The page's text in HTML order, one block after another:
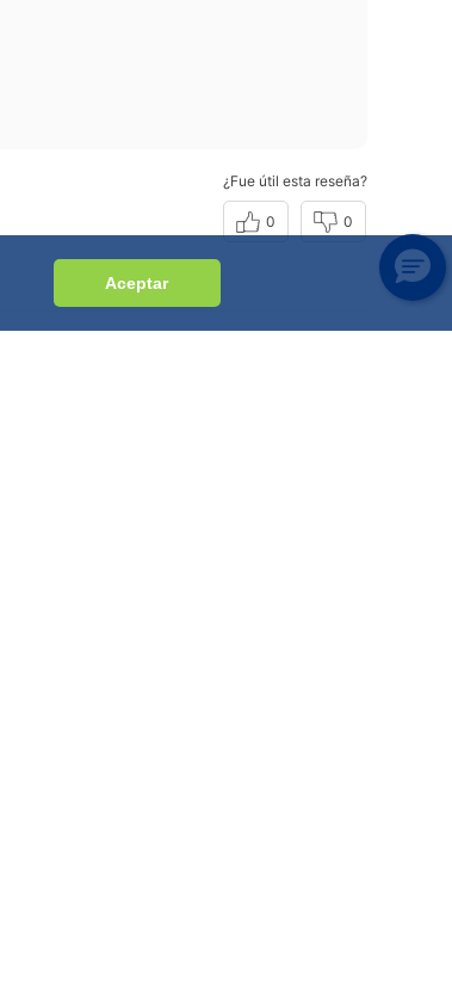
Aceptar
¿Fue útil esta reseña?
0 0